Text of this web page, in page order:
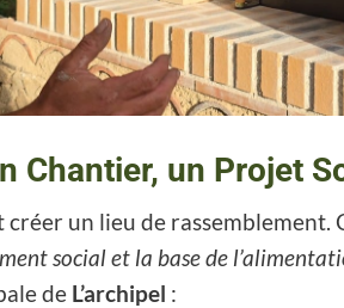
Chantier, un Projet
créer un lieu de rassemblement.
social et la base de
de L’archipel :